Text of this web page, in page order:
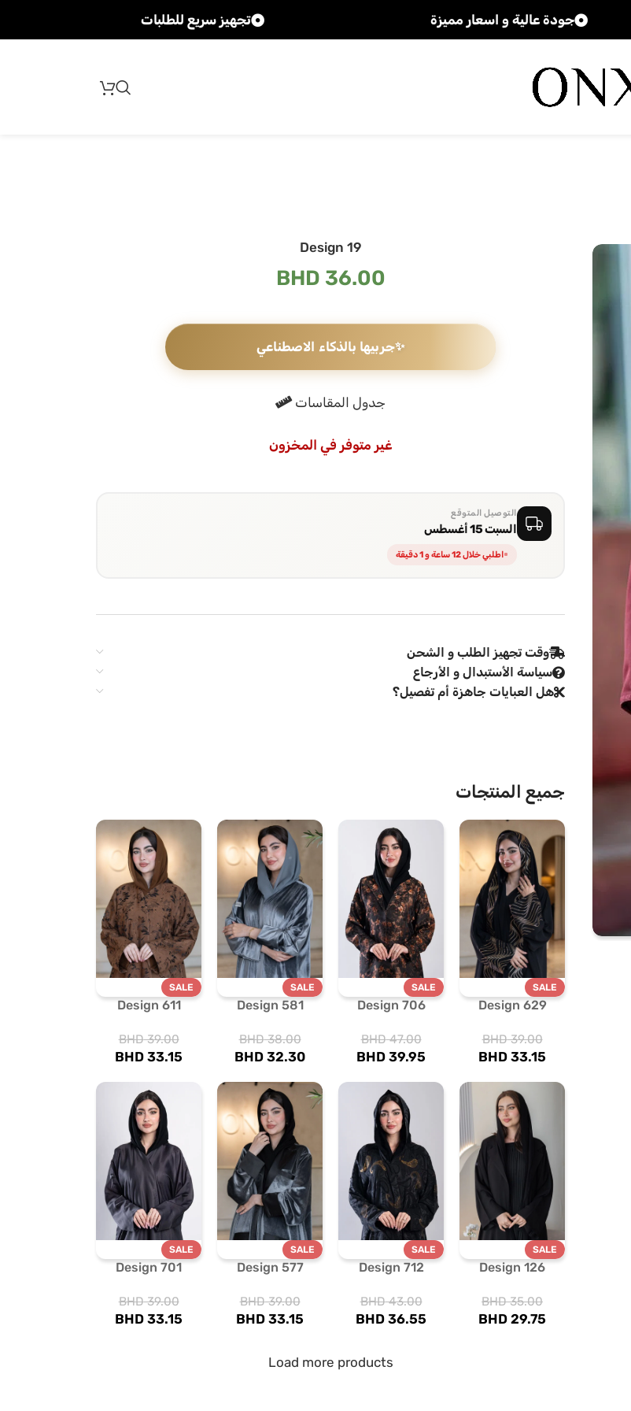
تجهيز سريع للطلبات جودة عالية و اسعار مميزة
Design 19
BHD 36.00
✨جربيها بالذكاء الاصطناعي
جدول المقاسات
غير متوفر في المخزون
التوصيل المتوقع
السبت 15 أغسطس
اطلبي خلال 12 ساعة و 1 دقيقة
وقت تجهيز الطلب و الشحن
سياسة الأستبدال و الأرجاع
هل العبايات جاهزة أم تفصيل؟
جميع المنتجات
SALE
Design 629
BHD39.00
BHD 33.15
SALE
Design 706
BHD47.00
BHD 39.95
SALE
Design 581
BHD38.00
BHD 32.30
SALE
Design 611
BHD39.00
BHD 33.15
SALE
Design 126
BHD35.00
BHD 29.75
SALE
Design 712
BHD43.00
BHD 36.55
SALE
Design 577
BHD39.00
BHD 33.15
SALE
Design 701
BHD39.00
BHD 33.15
Load more products